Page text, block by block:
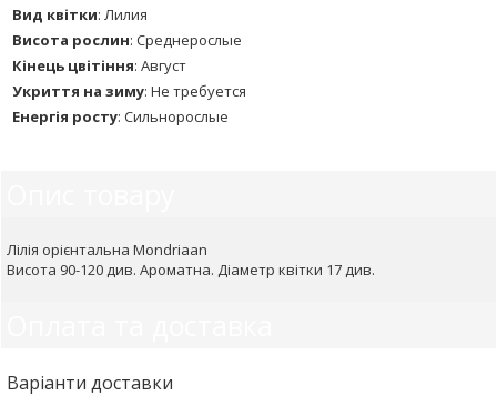
Вид квітки: Лилия
Висота рослин: Среднерослые
Кінець цвітіння: Август
Укриття на зиму: Не требуется
Енергія росту: Сильнорослые
Лілія орієнтальна Mondriaan
Висота 90-120 див. Ароматна. Діаметр квітки 17 див.
Варіанти доставки